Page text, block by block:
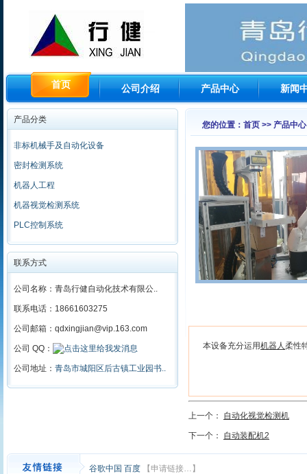
首页 公司介绍 产品中心 新闻
产品分类
非标机械手及自动化设备
密封检测系统
机器人工程
机器视觉检测系统
PLC控制系统
联系方式
公司名称：青岛行健自动化技术有限公..
联系电话：18661603275
公司邮箱：qdxingjian@vip.163.com
公司 QQ：
公司地址： 青岛市城阳区后古镇工业园书..
您的位置：首页 >> 产品中
本设备充分运用机器人 柔性
上一个： 自动化视觉检测机
下一个： 自动装配机2
谷歌中国 百度 【申请链接…】